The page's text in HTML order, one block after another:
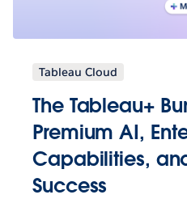
Tableau Cloud
The Tableau+
Premium AI,
Capabilities,
Success